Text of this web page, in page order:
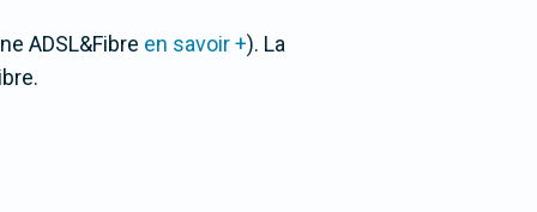
ADSL&Fibre en savoir +). La